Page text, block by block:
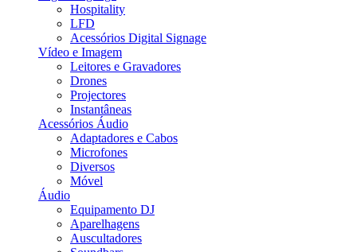
Hospitality
LFD
Acessórios Digital Signage
Vídeo e Imagem
Leitores e Gravadores
Drones
Projectores
Instantâneas
Acessórios Áudio
Adaptadores e Cabos
Microfones
Diversos
Móvel
Áudio
Equipamento DJ
Aparelhagens
Auscultadores